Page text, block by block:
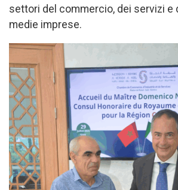
settori del commercio, dei servizi e
medie imprese.